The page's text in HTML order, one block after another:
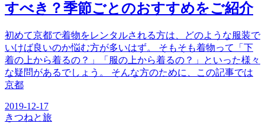
すべき？季節ごとのおすすめをご紹介
初めて京都で着物をレンタルされる方は、どのような服装で
いけば良いのか悩む方が多いはず。 そもそも着物って「下
着の上から着るの？」「服の上から着るの？」といった様々
な疑問があるでしょう。 そんな方のために、この記事では
京都
2019-12-17
きつねと旅